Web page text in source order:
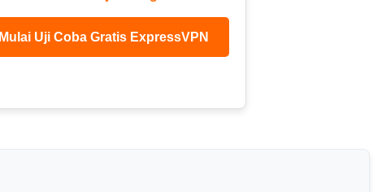
Mulai Uji Coba Gratis ExpressVPN